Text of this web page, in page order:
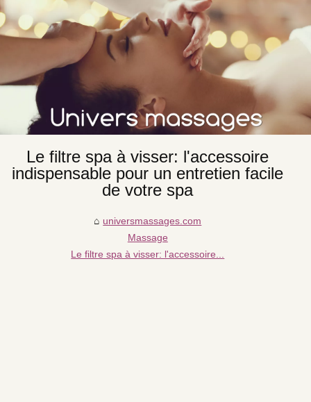
Le filtre spa à visser: l'accessoire
indispensable pour un entretien facile
de votre spa
universmassages.com
Massage
Le filtre spa à visser: l'accessoire...